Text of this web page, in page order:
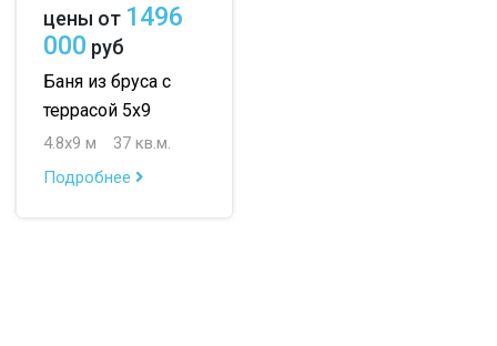
цены от 1496
000 руб
Баня из бруса с
террасой 5х9
4.8х9 м
37 кв.м.
Подробнее